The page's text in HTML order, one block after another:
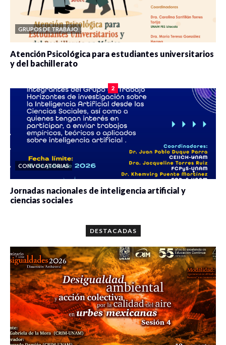
GRUPOS DE TRABAJO
Atención Psicológica para estudiantes universitarios
y del bachillerato
2
CONVOCATORIAS
Jornadas nacionales de inteligencia artificial y
ciencias sociales
DESTACADAS